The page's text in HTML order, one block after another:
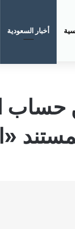
أخبار السعودية
حساب